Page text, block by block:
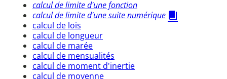
calcul de limite d'une fonction
calcul de limite d'une suite numérique
calcul de lois
calcul de longueur
calcul de marée
calcul de mensualités
calcul de moment d'inertie
calcul de moyenne